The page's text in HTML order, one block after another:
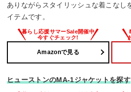
ありながらスタイリッシュな着こなし
イテムです。
Amazonで見る
ヒューストンのMA-1ジャケットを探す